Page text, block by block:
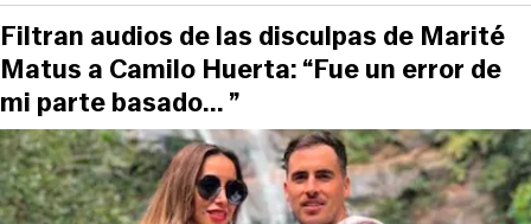
Filtran audios de las disculpas de Marité
Matus a Camilo Huerta: “Fue un error de
mi parte basado... ”